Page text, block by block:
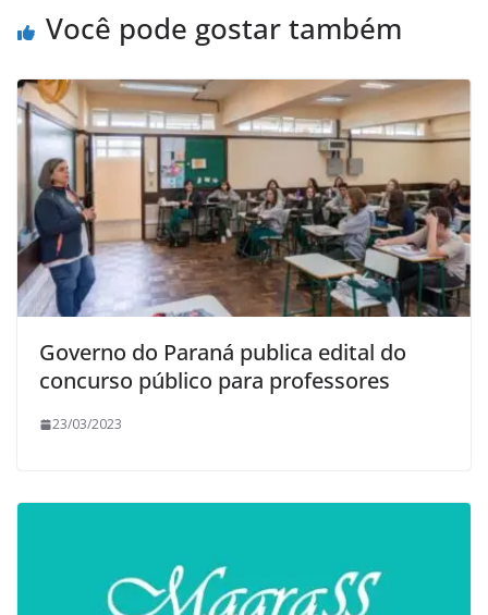
Você pode gostar também
Governo do Paraná publica edital do
concurso público para professores
23/03/2023